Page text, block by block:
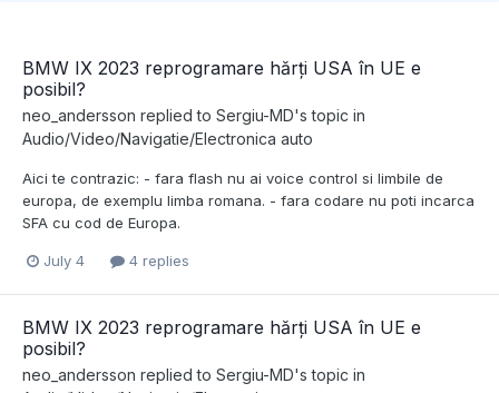
BMW IX 2023 reprogramare hărți USA în UE e
posibil?
neo_andersson replied to Sergiu-MD's topic in
Audio/Video/Navigatie/Electronica auto
Aici te contrazic: - fara flash nu ai voice control si limbile de
europa, de exemplu limba romana. - fara codare nu poti incarca
SFA cu cod de Europa.
July 4 4 replies
BMW IX 2023 reprogramare hărți USA în UE e
posibil?
neo_andersson replied to Sergiu-MD's topic in